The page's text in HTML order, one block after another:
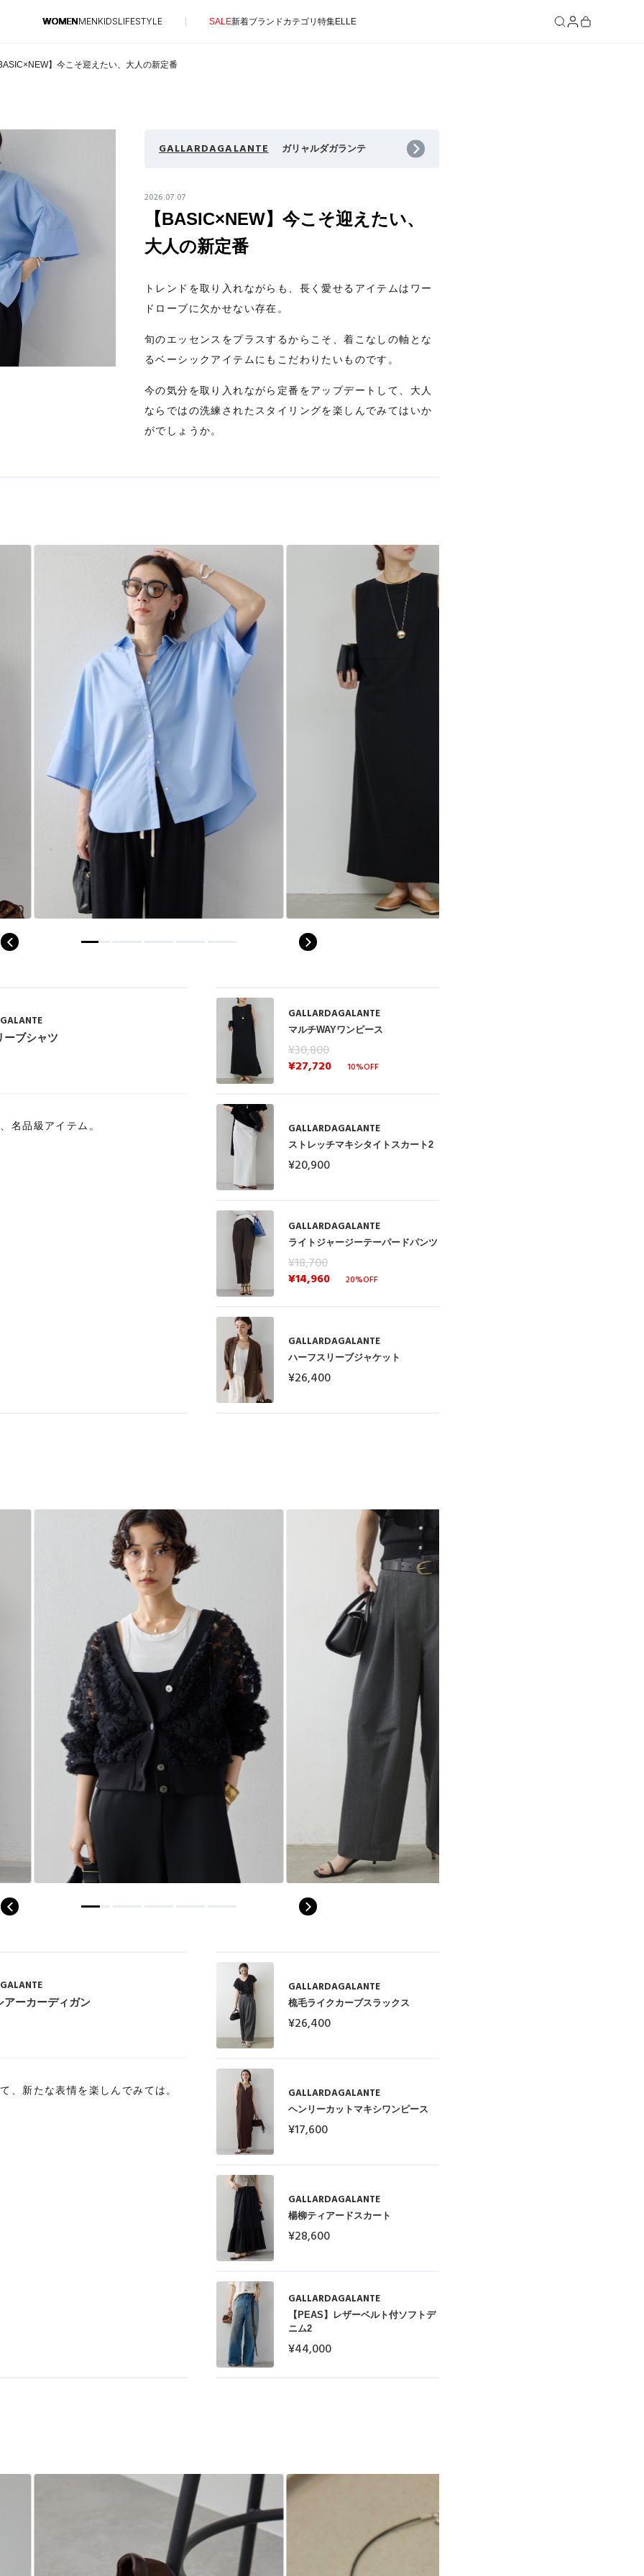
WOMENMENKIDSLIFESTYLE SALE新着ブランドカテゴリ 特集ELLE
NEW IN BRAND
HOT STYLE
EDITOR'S CLOSET
メルマガ PICKUP
エディター厳選ギフト
ベーシックとトレンドが交差する16の名品
Stay in
the Loop
ご利用ガイド
エル・ショップについて
お知らせ
よくあるご質問
】今こそ迎えたい、大人の新定番
GALLARDAGALANTE ガリャルダガランテ
2026.07.07
【BASIC×NEW】今こそ迎えたい、
大人の新定番
トレンドを取り入れながらも、長く愛せるアイテムはワー
ドローブに欠かせない存在。
旬のエッセンスをプラスするからこそ、着こなしの軸とな
るベーシックアイテムにもこだわりたいものです。
今の気分を取り入れながら定番をアップデートして、大人
ならではの洗練されたスタイリングを楽しんでみてはいか
がでしょうか。
ーブシャツ
名品級アイテム。
GALLARDAGALANTE
マルチWAYワンピース
¥30,800
¥27,720
10%OFF
GALLARDAGALANTE
ストレッチマキシタイトスカート2
¥20,900
GALLARDAGALANTE
ライトジャージーテーパードパンツ
¥18,700
¥14,960
20%OFF
GALLARDAGALANTE
ハーフスリーブジャケット
¥26,400
アーカーディガン
、新たな表情を楽しんでみては。
GALLARDAGALANTE
梳毛ライクカーブスラックス
¥26,400
GALLARDAGALANTE
ヘンリーカットマキシワンピース
¥17,600
GALLARDAGALANTE
楊柳ティアードスカート
¥28,600
GALLARDAGALANTE
【PEAS】レザーベルト付ソフトデ
ニム2
¥44,000